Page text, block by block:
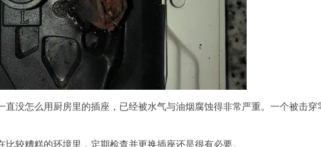
直没怎么用厨房里的插座，已经被水气与油烟腐蚀得非常严重。一个被击
较糟糕的环境里，定期检查并更换插座还是很有必要。